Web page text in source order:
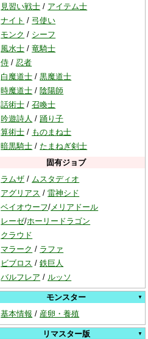
見習い戦士 / アイテム士
ナイト / 弓使い
モンク / シーフ
風水士 /竜騎士
侍 / 忍者
白魔道士 /黒魔道士
時魔道士 /陰陽師
話術士 /召喚士
吟遊詩人 /踊り子
算術士 / ものまね士
暗黒騎士 / たまねぎ剣士
固有ジョブ
ラムザ /ムスタディオ
アグリアス /雷神シド
ベイオウーフ/メリアドール
レーゼ/ホーリードラゴン
クラウド
マラーク / ラファ
ビブロス /鉄巨人
バルフレア / ルッソ
モンスター
基本情報 / 産卵・養殖
リマスター版